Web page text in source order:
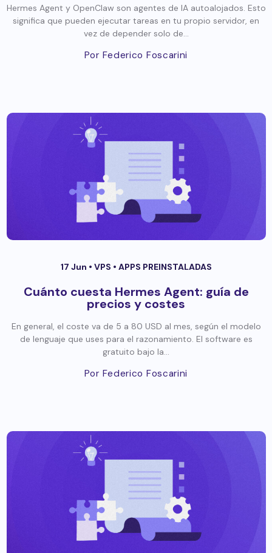
Hermes Agent y OpenClaw son agentes de IA autoalojados. Esto
significa que pueden ejecutar tareas en tu propio servidor, en
vez de depender solo de...
Por Federico Foscarini
17 Jun • VPS • APPS PREINSTALADAS
Cuánto cuesta Hermes Agent: guía de
precios y costes
En general, el coste va de 5 a 80 USD al mes, según el modelo
de lenguaje que uses para el razonamiento. El software es
gratuito bajo la...
Por Federico Foscarini